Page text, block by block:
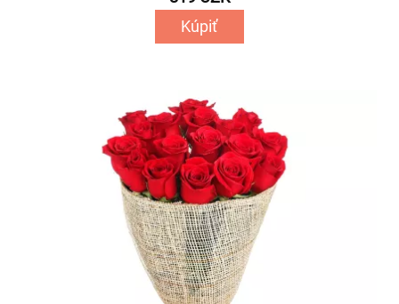
Kúpiť